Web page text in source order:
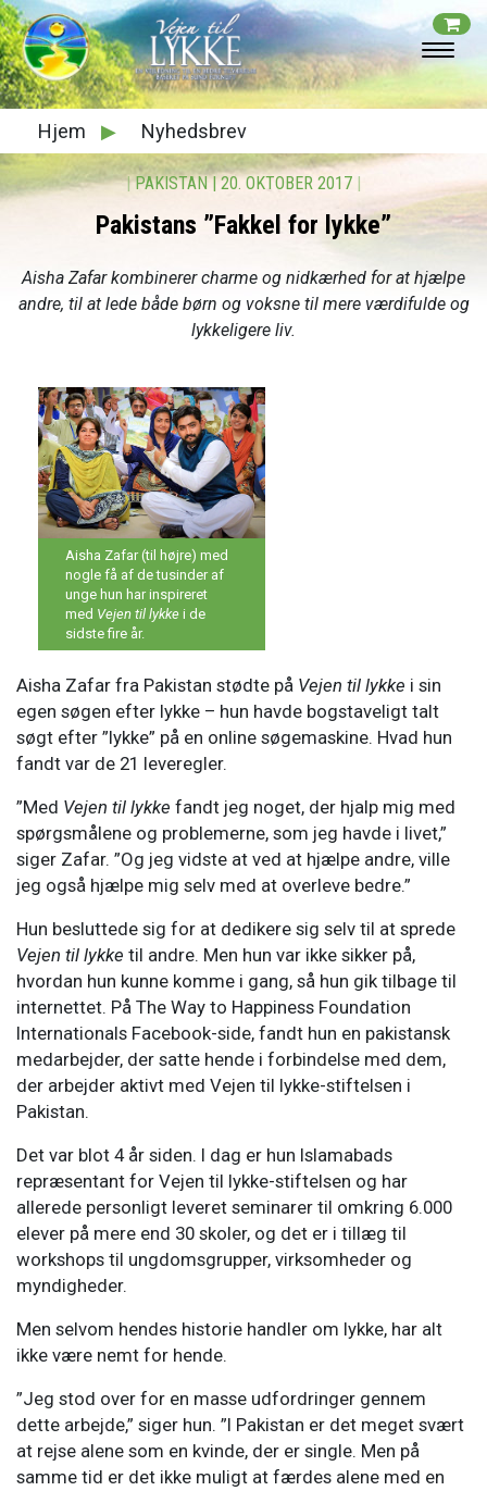
Hjem ▶ Nyhedsbrev
|PAKISTAN| 20. OKTOBER 2017 |
Pakistans ”Fakkel for lykke”
Aisha Zafar kombinerer charme og nidkærhed for at hjælpe
andre, til at lede både børn og voksne til mere værdifulde og
lykkeligere liv.
Aisha Zafar (til højre) med
nogle få af de tusinder af
unge hun har inspireret
med Vejen til lykke i de
sidste fire år.
Aisha Zafar fra Pakistan stødte på Vejen til lykke i sin
egen søgen efter lykke – hun havde bogstaveligt talt
søgt efter ”lykke” på en online søgemaskine. Hvad hun
fandt var de 21 leveregler.
”Med Vejen til lykke fandt jeg noget, der hjalp mig med
spørgsmålene og problemerne, som jeg havde i livet,”
siger Zafar. ”Og jeg vidste at ved at hjælpe andre, ville
jeg også hjælpe mig selv med at overleve bedre.”
Hun besluttede sig for at dedikere sig selv til at sprede
Vejen til lykke til andre. Men hun var ikke sikker på,
hvordan hun kunne komme i gang, så hun gik tilbage til
internettet. På The Way to Happiness Foundation
Internationals Facebook-side, fandt hun en pakistansk
medarbejder, der satte hende i forbindelse med dem,
der arbejder aktivt med Vejen til lykke-stiftelsen i
Pakistan.
Det var blot 4 år siden. I dag er hun Islamabads
repræsentant for Vejen til lykke-stiftelsen og har
allerede personligt leveret seminarer til omkring 6.000
elever på mere end 30 skoler, og det er i tillæg til
workshops til ungdomsgrupper, virksomheder og
myndigheder.
Men selvom hendes historie handler om lykke, har alt
ikke være nemt for hende.
”Jeg stod over for en masse udfordringer gennem
dette arbejde,” siger hun. ”I Pakistan er det meget svært
at rejse alene som en kvinde, der er single. Men på
samme tid er det ikke muligt at færdes alene med en